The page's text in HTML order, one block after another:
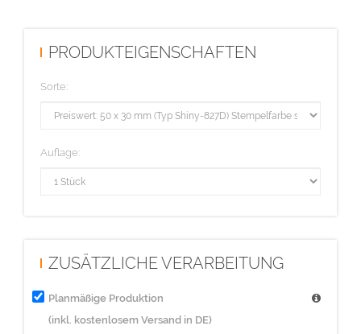
PRODUKTEIGENSCHAFTEN
Sorte:
Auflage:
ZUSÄTZLICHE VERARBEITUNG
Planmäßige Produktion
(inkl. kostenlosem Versand in DE)